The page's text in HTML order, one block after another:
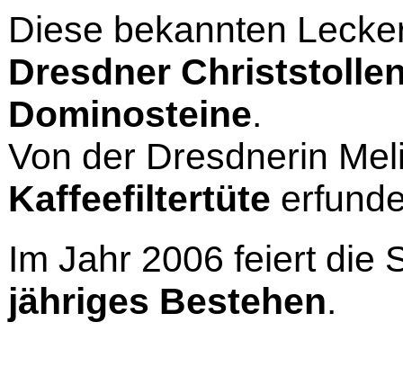
Diese bekannten
Dresdner
Dominosteine.
Von der Dresdnerin
Kaffeefiltertüte
Im Jahr 2006 feiert die
jähriges Bestehen.